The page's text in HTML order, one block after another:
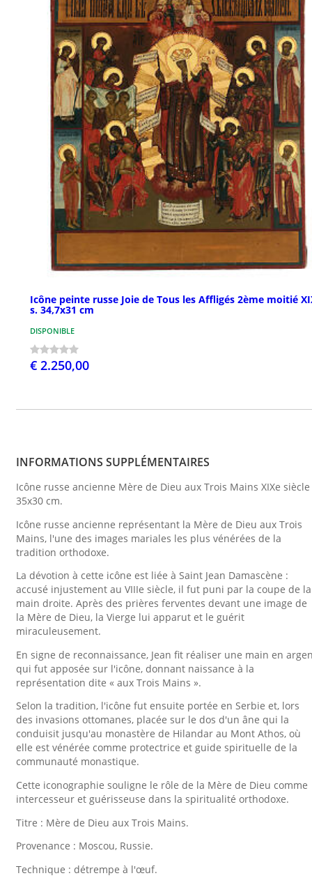
Icône peinte russe Joie de Tous les Affligés 2ème moitié
s. 34,7x31 cm
DISPONIBLE
€ 2.250,00
INFORMATIONS SUPPLÉMENTAIRES
Icône russe ancienne Mère de Dieu aux Trois Mains XIXe siècle
35x30 cm.
Icône russe ancienne représentant la Mère de Dieu aux Trois
Mains, l'une des images mariales les plus vénérées de la
tradition orthodoxe.
La dévotion à cette icône est liée à Saint Jean Damascène :
accusé injustement au VIIIe siècle, il fut puni par la coupe de la
main droite. Après des prières ferventes devant une image de
la Mère de Dieu, la Vierge lui apparut et le guérit
miraculeusement.
En signe de reconnaissance, Jean fit réaliser une main en
qui fut apposée sur l'icône, donnant naissance à la
représentation dite « aux Trois Mains ».
Selon la tradition, l'icône fut ensuite portée en Serbie et, lors
des invasions ottomanes, placée sur le dos d'un âne qui la
conduisit jusqu'au monastère de Hilandar au Mont Athos, où
elle est vénérée comme protectrice et guide spirituelle de la
communauté monastique.
Cette iconographie souligne le rôle de la Mère de Dieu comme
intercesseur et guérisseuse dans la spiritualité orthodoxe.
Titre : Mère de Dieu aux Trois Mains.
Provenance : Moscou, Russie.
Technique : détrempe à l'œuf.